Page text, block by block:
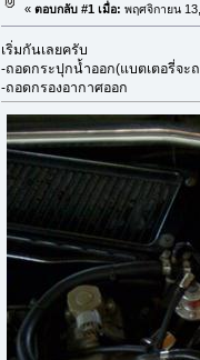
« ตอบกลับ #1 เมื่อ: พฤศจิกายน
เริ่มกันเลยครับ
-ถอดกระปุกน้ำออก(แบตเตอรี่จ
-ถอดกรองอากาศออก